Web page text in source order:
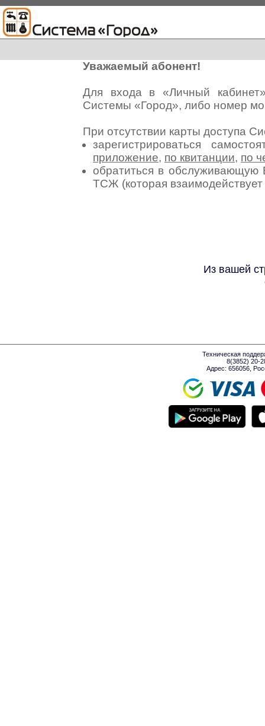
Уважаемый абонент!
Для входа в «Личный
Системы «Город», либо номер
При отсутствии карты доступа
зарегистрироваться
приложение, по квитанции, по
обратиться в
ТСЖ (которая
Из вашей
Техническая
8(3852) 20-
Адрес: 656056,